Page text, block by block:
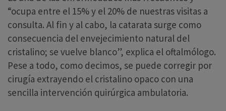
“ocupa entre el 15% y el 20% de nuestras visitas a
consulta. Al fin y al cabo, la catarata surge como
consecuencia del envejecimiento natural del
cristalino; se vuelve blanco”, explica el oftalmólogo.
Pese a todo, como decimos, se puede corregir por
cirugía extrayendo el cristalino opaco con una
sencilla intervención quirúrgica ambulatoria.